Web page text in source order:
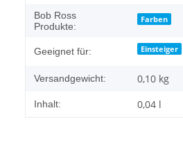
Bob Ross
Produkte:
Farben
Geeignet für: Einsteiger
Versandgewicht: 0,10 kg
Inhalt: 0,04 l